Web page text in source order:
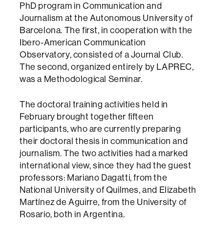
PhD program in Communication and
Journalism at the Autonomous University of
Barcelona. The first, in cooperation with the
Ibero-American Communication
Observatory, consisted of a Journal Club.
The second, organized entirely by LAPREC,
was a Methodological Seminar.
The doctoral training activities held in
February brought together fifteen
participants, who are currently preparing
their doctoral thesis in communication and
journalism. The two activities had a marked
international view, since they had the guest
professors: Mariano Dagatti, from the
National University of Quilmes, and Elizabeth
Martínez de Aguirre, from the University of
Rosario, both in Argentina.